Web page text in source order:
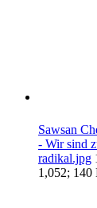
Sawsan
- Wir sind
radikal.jpg
1,052; 140